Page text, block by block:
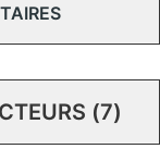
(7)